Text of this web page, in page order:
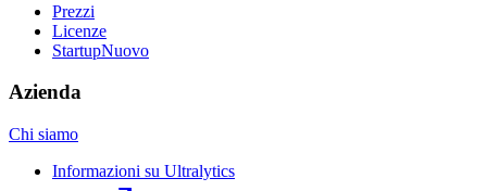
Prezzi
Licenze
StartupNuovo
Azienda
Chi siamo
Informazioni su Ultralytics